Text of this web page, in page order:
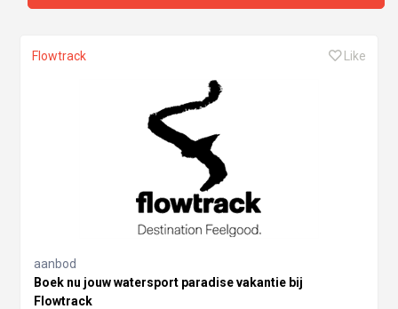
Flowtrack Like
aanbod
Boek nu jouw watersport paradise vakantie bij
Flowtrack